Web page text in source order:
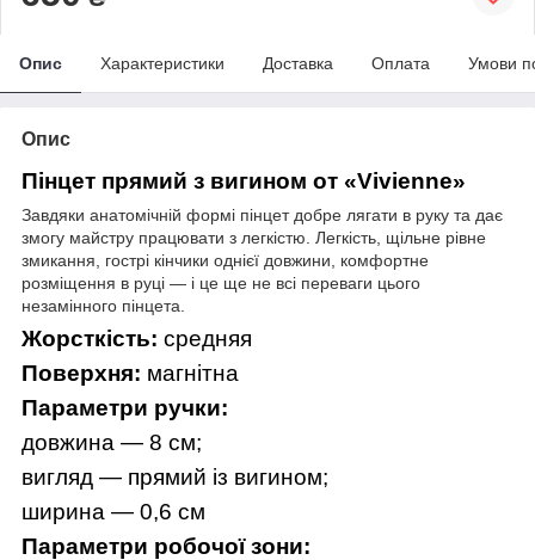
Опис Характеристики Доставка Оплата Умови
Опис
Пінцет прямий з вигином от «Vivienne»
Завдяки анатомічній формі пінцет добре лягати в руку та дає
змогу майстру працювати з легкістю. Легкість, щільне рівне
змикання, гострі кінчики однієї довжини, комфортне
розміщення в руці — і це ще не всі переваги цього
незамінного пінцета.
Жорсткість: средняя
Поверхня: магнітна
Параметри ручки:
довжина — 8 см;
вигляд — прямий із вигином;
ширина — 0,6 см
Параметри робочої зони: